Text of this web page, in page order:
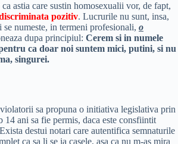
astia care sustin homosexualii vor, de fapt,
pozitiv. Lucrurile nu sunt, insa,
se numeste, in termeni profesionali, o
dupa principiul: Cerem si in numele
ca doar noi suntem mici, putini, si nu
singurei.
sa propuna o initiativa legislativa prin
14 ani sa fie permis, daca este consfiintit
destui notari care autentifica semnaturile
ca sa li se ia casele, asa ca nu m-as mira